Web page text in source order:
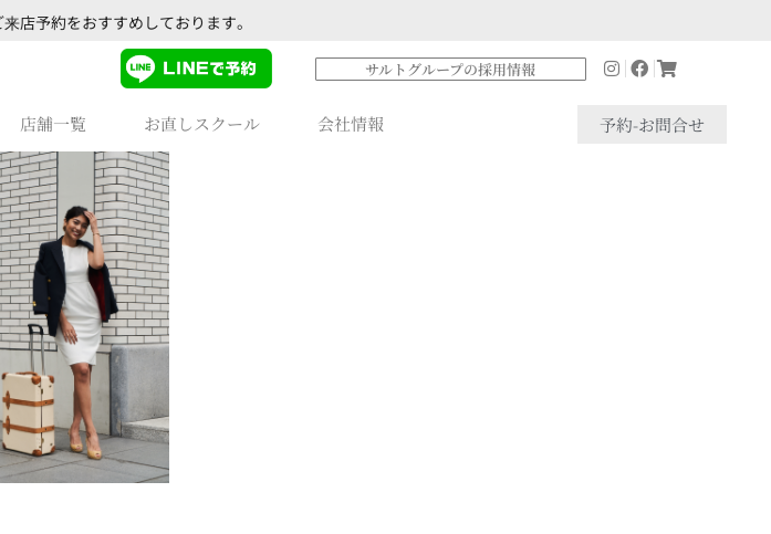
店予約をおすすめしております。
サルトグループの採用情報
店舗一覧 お直しスクール 会社情報 予約-お問合せ